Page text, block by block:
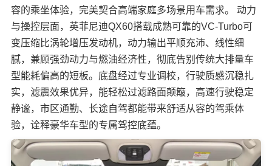
容的乘坐体验，完美契合高端家庭多场景用车需求。 动力
与操控层面，英菲尼迪QX60搭载成熟可靠的VC-Turbo可
变压缩比涡轮增压发动机，动力输出平顺充沛、线性细
腻，兼顾强劲动力与燃油经济性，彻底告别传统大排量车
型能耗偏高的短板。底盘经过专业调校，行驶质感沉稳扎
实，滤震效果优异，能轻松过滤路面颠簸，高速行驶稳定
静谧，市区通勤、长途自驾都能带来舒适从容的驾乘体
验，诠释豪华车型的专属驾控底蕴。